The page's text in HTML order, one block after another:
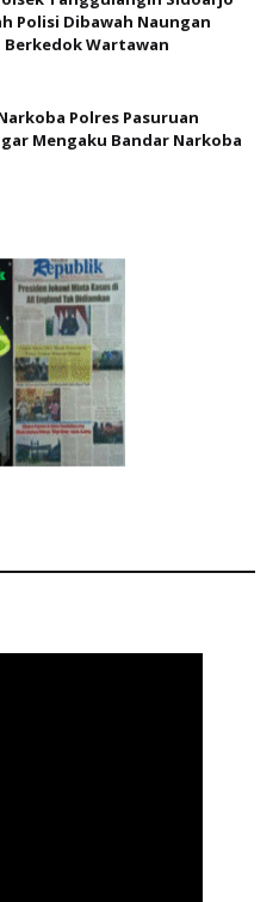
Polisi Dibawah Naungan
Berkedok Wartawan
Polres Pasuruan
Mengaku Bandar Narkoba